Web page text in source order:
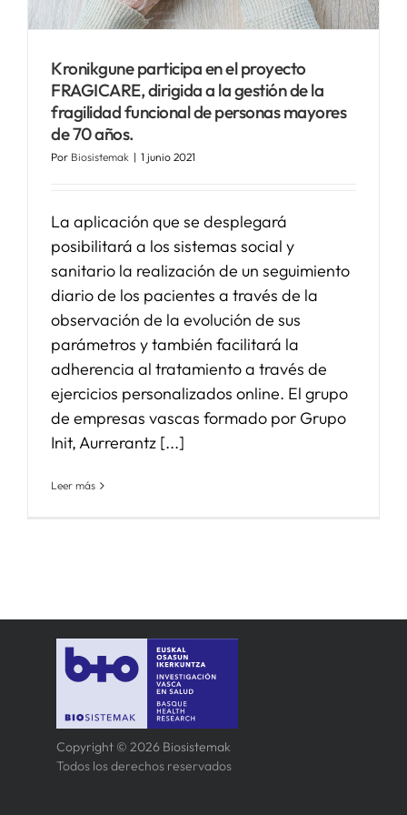
APOYO I+D+I
NOTICIAS
Kronikgune participa en el proyecto
FRAGICARE, dirigida a la gestión de la
fragilidad funcional de personas mayores
de 70 años.
Por Biosistemak | 1 junio 2021
La aplicación que se desplegará
posibilitará a los sistemas social y
sanitario la realización de un seguimiento
diario de los pacientes a través de la
observación de la evolución de sus
parámetros y también facilitará la
adherencia al tratamiento a través de
ejercicios personalizados online. El grupo
de empresas vascas formado por Grupo
Init, Aurrerantz [...]
Leer más
Copyright © 2026 Biosistemak
Todos los derechos reservados